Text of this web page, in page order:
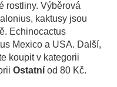
rostliny. Výběrová
kaktusy jsou
Echinocactus
Mexico a USA. Další,
koupit v kategorii
Ostatní od 80 Kč.